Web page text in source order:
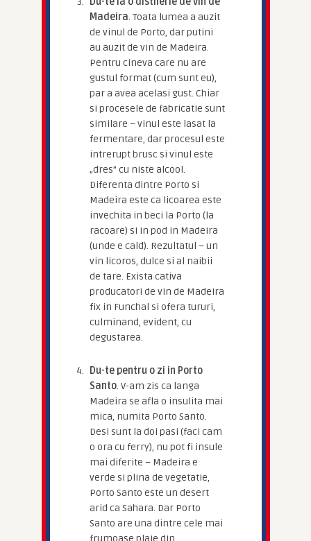
Madeira. Toata lumea a auzit
de vinul de Porto, dar putini
au auzit de vin de Madeira.
Pentru cineva care nu are
gustul format (cum sunt eu),
par a avea acelasi gust. Chiar
si procesele de fabricatie sunt
similare – vinul este lasat la
fermentare, dar procesul este
intrerupt brusc si vinul este
„dres” cu niste alcool.
Diferenta dintre Porto si
Madeira este ca licoarea este
invechita in beci la Porto (la
racoare) si in pod in Madeira
(unde e cald). Rezultatul – un
vin licoros, dulce si al naibii
de tare. Exista cativa
producatori de vin de Madeira
fix in Funchal si ofera tururi,
culminand, evident, cu
degustarea.
Du-te pentru o zi in Porto
Santo. V-am zis ca langa
Madeira se afla o insulita mai
mica, numita Porto Santo.
Desi sunt la doi pasi (faci cam
o ora cu ferry), nu pot fi insule
mai diferite – Madeira e
verde si plina de vegetatie,
Porto Santo este un desert
arid ca Sahara. Dar Porto
Santo are una dintre cele mai
frumoase plaje din